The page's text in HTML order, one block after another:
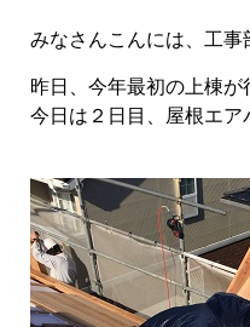
みなさんこんには、工事
昨日、今年最初の上棟が
今日は２日目、屋根エア